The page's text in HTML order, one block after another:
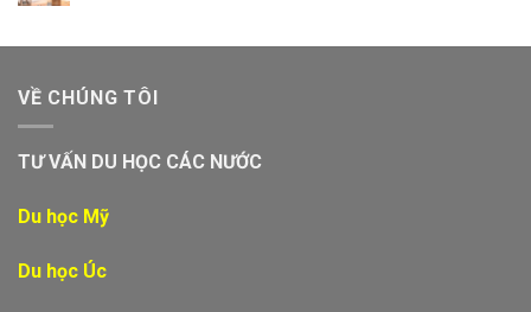
VỀ CHÚNG TÔI
TƯ VẤN DU HỌC CÁC NƯỚC
Du học Mỹ
Du học Úc